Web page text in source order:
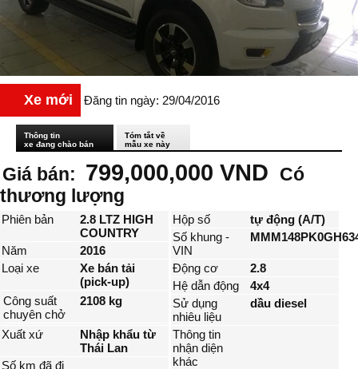
Xe mới Đăng tin ngày: 29/04/2016
Thông tin
xe đang chào bán
Tóm tắt về
mẫu xe này
Giá bán: 799,000,000 VND
Có
thương lượng
Phiên bản
2.8 LTZ HIGH
COUNTRY
Năm
2016
Loại xe
Xe bán tải
(pick-up)
Công suất
chuyên chở
2108 kg
Xuất xứ
Nhập khẩu từ
Thái Lan
Số km đã đi
Hộp số
tự động (A/T)
Số khung -
VIN
Động cơ
2.8
Hệ dẫn động
4x4
Sử dụng
nhiêu liệu
dầu diesel
Thông tin
nhận diện
khác